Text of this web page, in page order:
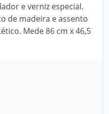
e verniz especial.
de madeira e assento
Mede 86 cm x 46,5